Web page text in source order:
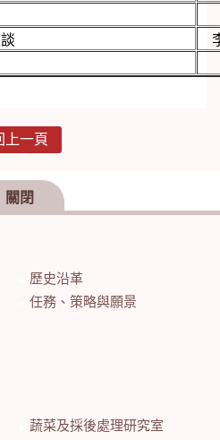
上一頁
關閉
歷史沿革
任務、策略與願景
蔬菜及採後處理研究室